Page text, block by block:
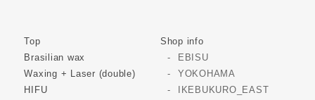
Top
Brasilian wax
Waxing + Laser (double)
HIFU
Shop info
EBISU
YOKOHAMA
IKEBUKURO_EAST